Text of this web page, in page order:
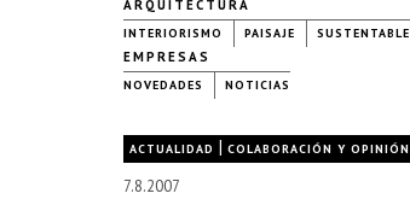
ARQUITECTURA
INTERIORISMO PAISAJE SUSTENTABLE
EMPRESAS
NOVEDADES NOTICIAS
ACTUALIDAD | COLABORACIÓN Y OPINIÓN
7.8.2007